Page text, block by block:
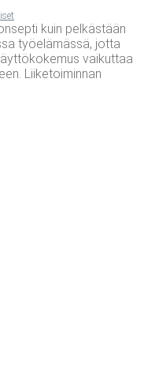
kuin pelkästään
työelämässä, jotta
vaikuttaa
Liiketoiminnan